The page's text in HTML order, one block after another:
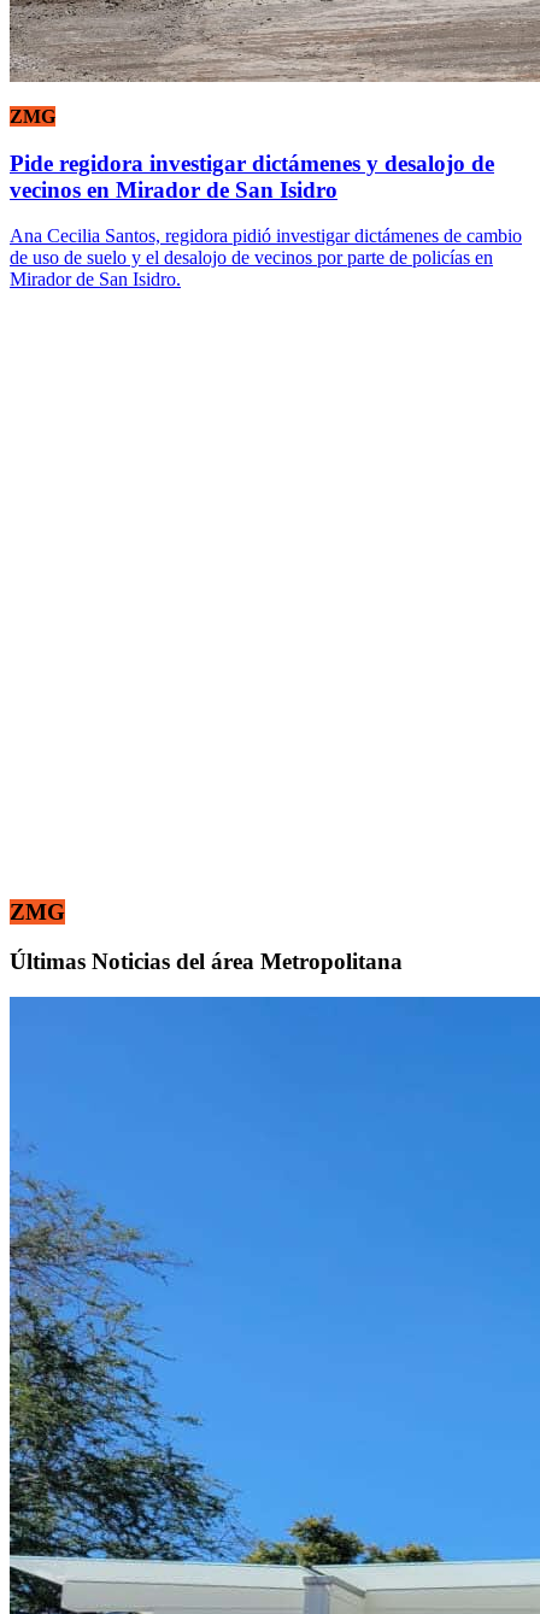
ZMG
Pide regidora investigar dictámenes y desalojo de
vecinos en Mirador de San Isidro
Ana Cecilia Santos, regidora pidió investigar dictámenes de cambio
de uso de suelo y el desalojo de vecinos por parte de policías en
Mirador de San Isidro.
ZMG
Últimas Noticias del área Metropolitana